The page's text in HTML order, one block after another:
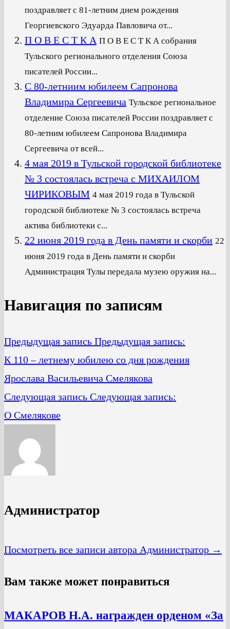
поздравляет с 81-летним днем рождения
Георгиевского Эдуарда Павловича от...
П О В Е С Т К А П О В Е С Т К А собрания
Тульского регионального отделения Союза
писателей России...
С 80-летниим юбилеем Сапронова
Владимира Сергеевича Тульское региональное
отделение Союза писателей России поздравляет с
80-летним юбилеем Сапронова Владимира
Сергеевича от всей...
4 мая 2019 в Тульской городской библиотеке
№ 3 состоялась встреча с МИХАИЛОМ
ЧИРИКОВЫМ 4 мая 2019 года в Тульской
городской библиотеке № 3 состоялась встреча
актива библиотеки с...
22 июня 2019 года в День памяти и скорби 22
июня 2019 года в День памяти и скорби
Администрация Тулы передала музею оружия на...
Навигация по записям
Предыдущая запись Предыдущая запись:
К 110 – летнему юбилею со дня рождения
Ярослава Васильевича Смелякова
Следующая запись Следующая запись:
О Смелякове
Администратор
Посмотреть все записи автора Администратор →
Вам также может понравиться
МАКАРОВ Н.А. награжден орденом «За